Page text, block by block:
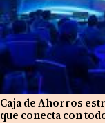
Caja de Ahorros
que conecta con